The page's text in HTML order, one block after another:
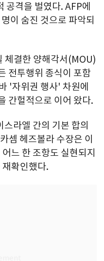
공격을 벌였다. AFP에
이 숨진 것으로 파악되
체결한 양해각서(MOU)
전투행위 종식이 포함
'자위권 행사' 차원에
간헐적으로 이어 왔다.
라엘 간의 기본 합의
셈 헤즈볼라 수장은 이
느 한 조항도 실현되지
확인했다.